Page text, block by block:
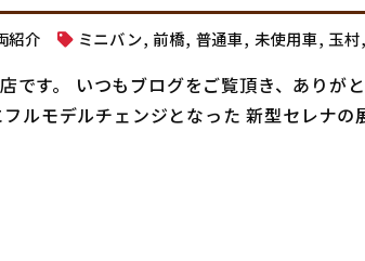
紹介 ミニバン, 前橋, 普通車, 未使用車,玉村,
です。 いつもブログをご覧頂き、ありが
ルモデルチェンジとなった 新型セレナの